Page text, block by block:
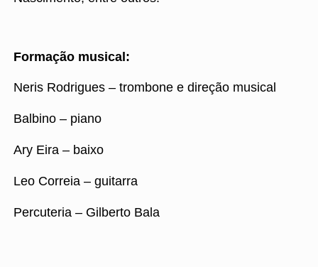
Formação musical:
Neris Rodrigues – trombone e direção musical
Balbino – piano
Ary Eira – baixo
Leo Correia – guitarra
Percuteria – Gilberto Bala